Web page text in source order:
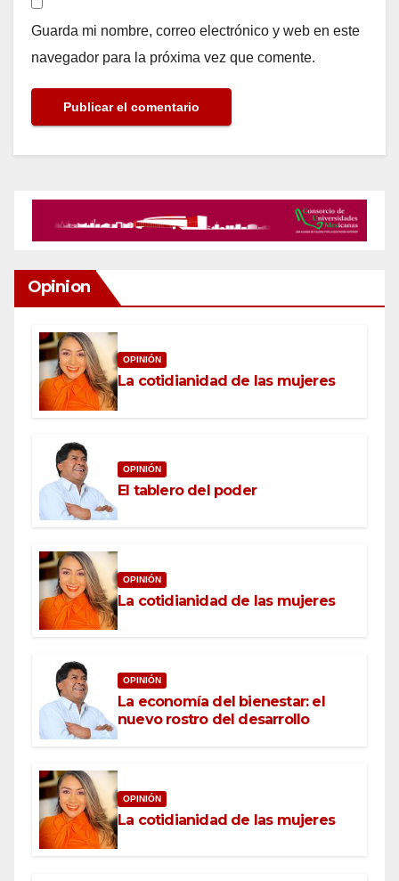
Guarda mi nombre, correo electrónico y web en este
navegador para la próxima vez que comente.
Opinion
OPINIÓN
La cotidianidad de las mujeres
OPINIÓN
El tablero del poder
OPINIÓN
La cotidianidad de las mujeres
OPINIÓN
La economía del bienestar: el
nuevo rostro del desarrollo
OPINIÓN
La cotidianidad de las mujeres